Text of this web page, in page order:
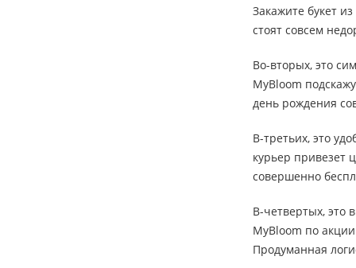
Закажите букет
стоят совсем
Во-вторых, это
MyBloom
день рождения
В-третьих, это
курьер привезет
совершенно
В-четвертых, это
MyBloom по
Продуманная